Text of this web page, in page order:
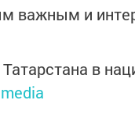
важным и
Татарстана в